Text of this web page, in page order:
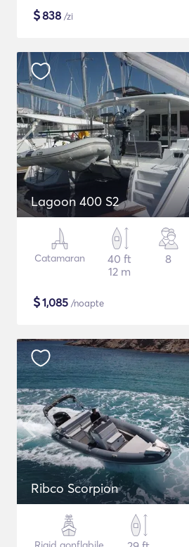
$838 /zi
Lagoon 400 S2
Catamaran
40 ft
12 m
8
$1,085 /noapte
Ribco Scorpion